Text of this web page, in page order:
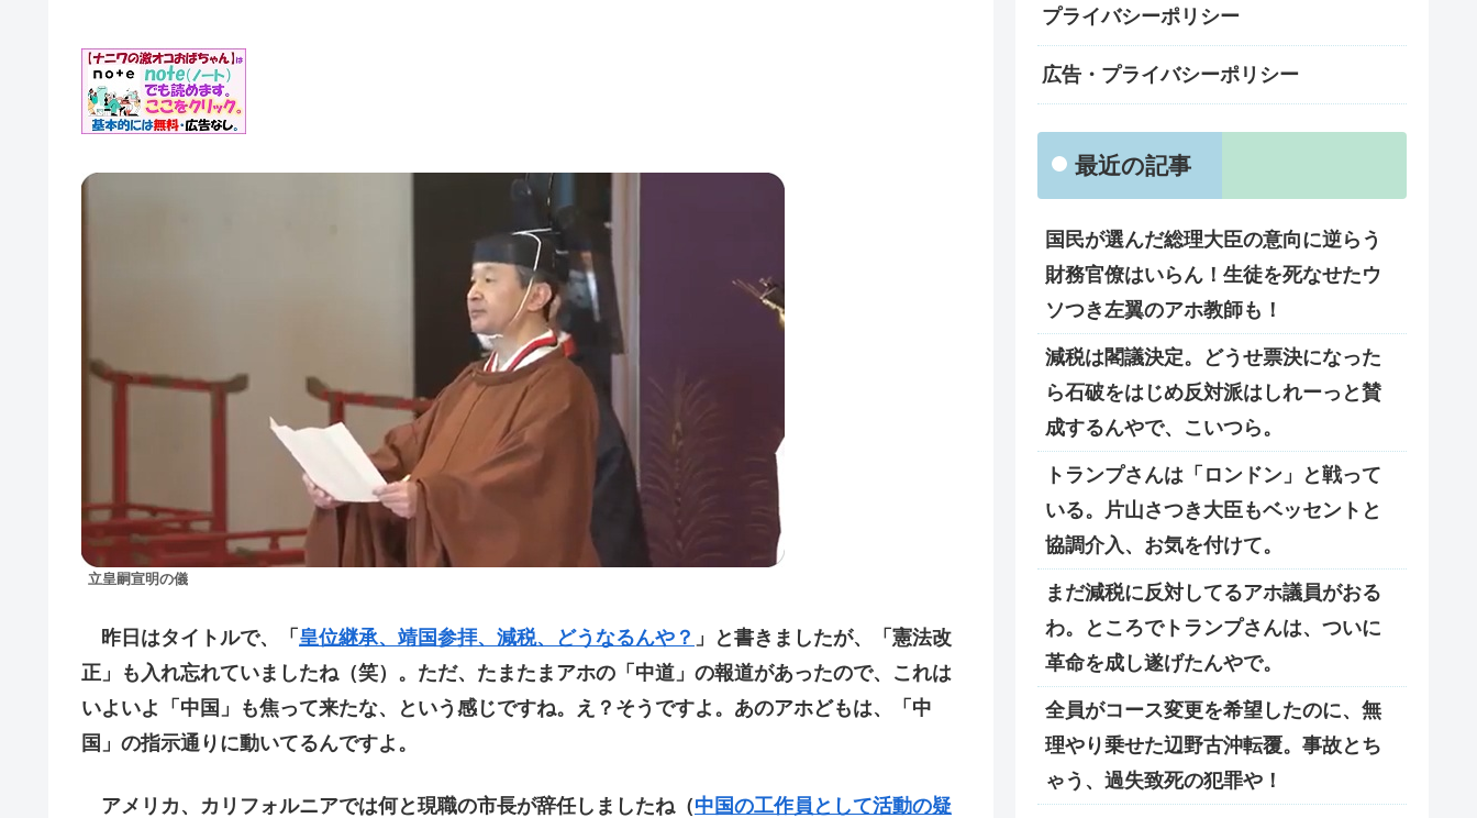
立皇嗣宣明の儀
昨日はタイトルで、「 皇位継承、靖国参拝、減税、どうなるんや？ 」と書きましたが、「憲法改
正」も入れ忘れていましたね（笑）。ただ、たまたまアホの「中道」の報道があったので、これは
いよいよ「中国」も焦って来たな、という感じですね。え？そうですよ。あのアホどもは、「中
国」の指示通りに動いてるんですよ。
アメリカ、カリフォルニアでは何と現職の市長が辞任しましたね（中国の工作員として活動の疑
プライバシーポリシー
広告・プライバシーポリシー
最近の記事
国民が選んだ総理大臣の意向に逆らう
財務官僚はいらん！生徒を死なせたウ
ソつき左翼のアホ教師も！
減税は閣議決定。どうせ票決になった
ら石破をはじめ反対派はしれーっと賛
成するんやで、こいつら。
トランプさんは「ロンドン」と戦って
いる。片山さつき大臣もベッセントと
協調介入、お気を付けて。
まだ減税に反対してるアホ議員がおる
わ。ところでトランプさんは、ついに
革命を成し遂げたんやで。
全員がコース変更を希望したのに、無
理やり乗せた辺野古沖転覆。事故とち
ゃう、過失致死の犯罪や！